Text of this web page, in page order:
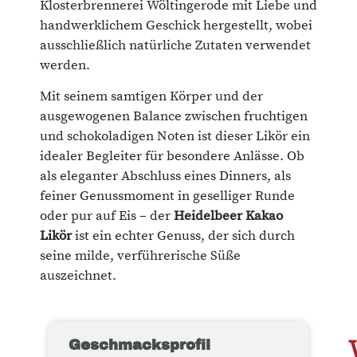
Klosterbrennerei Wöltingerode mit Liebe und
handwerklichem Geschick hergestellt, wobei
ausschließlich natürliche Zutaten verwendet
werden.
Mit seinem samtigen Körper und der
ausgewogenen Balance zwischen fruchtigen
und schokoladigen Noten ist dieser Likör ein
idealer Begleiter für besondere Anlässe. Ob
als eleganter Abschluss eines Dinners, als
feiner Genussmoment in geselliger Runde
oder pur auf Eis – derHeidelbeer Kakao
Likörist ein echter Genuss, der sich durch
seine milde, verführerische Süße
auszeichnet.
Geschmacksprofil